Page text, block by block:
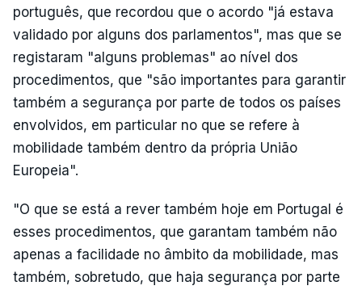
português, que recordou que o acordo "já estava
validado por alguns dos parlamentos", mas que se
registaram "alguns problemas" ao nível dos
procedimentos, que "são importantes para garantir
também a segurança por parte de todos os países
envolvidos, em particular no que se refere à
mobilidade também dentro da própria União
Europeia".
"O que se está a rever também hoje em Portugal é
esses procedimentos, que garantam também não
apenas a facilidade no âmbito da mobilidade, mas
também, sobretudo, que haja segurança por parte